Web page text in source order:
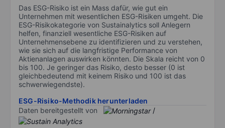
Das ESG-Risiko ist ein Mass dafür, wie gut ein
Unternehmen mit wesentlichen ESG-Risiken umgeht. Die
ESG-Risikokategorie von Sustainalytics soll Anlegern
helfen, finanziell wesentliche ESG-Risiken auf
Unternehmensebene zu identifizieren und zu verstehen,
wie sie sich auf die langfristige Performance von
Aktienanlagen auswirken könnten. Die Skala reicht von 0
bis 100. Je geringer das Risiko, desto besser (0 ist
gleichbedeutend mit keinem Risiko und 100 ist das
schwerwiegendste).
ESG-Risiko-Methodik herunterladen
Daten bereitgestellt von
/